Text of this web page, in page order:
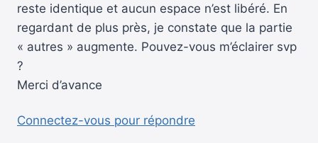
reste identique et aucun espace n’est libéré. En
regardant de plus près, je constate que la partie
« autres » augmente. Pouvez-vous m’éclairer svp
?
Merci d’avance
Connectez-vous pour répondre